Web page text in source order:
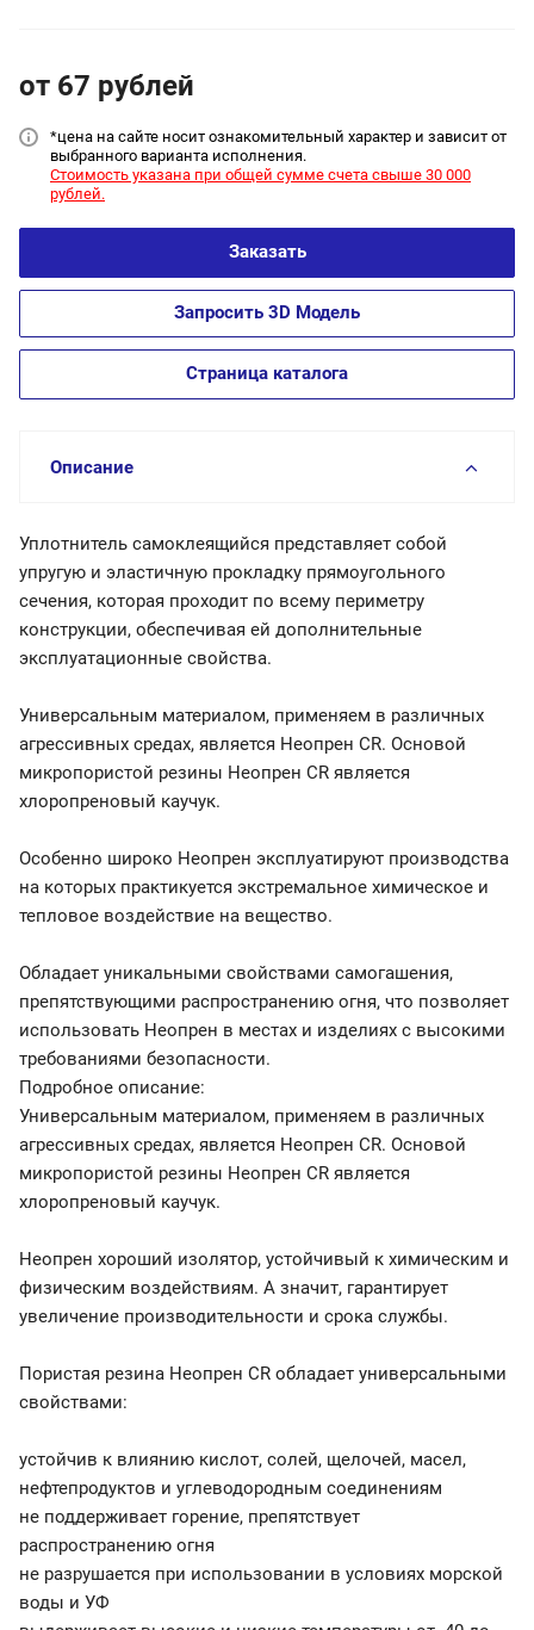
от 67 рублей
*цена на сайте носит ознакомительный характер и зависит от
выбранного варианта исполнения.
Стоимость указана при общей сумме счета свыше 30 000
рублей.
Заказать
Запросить 3D Модель
Страница каталога
Описание
Уплотнитель самоклеящийся представляет собой
упругую и эластичную прокладку прямоугольного
сечения, которая проходит по всему периметру
конструкции, обеспечивая ей дополнительные
эксплуатационные свойства.
Универсальным материалом, применяем в различных
агрессивных средах, является Неопрен CR. Основой
микропористой резины Неопрен CR является
хлоропреновый каучук.
Особенно широко Неопрен эксплуатируют производства
на которых практикуется экстремальное химическое и
тепловое воздействие на вещество.
Обладает уникальными свойствами самогашения,
препятствующими распространению огня, что позволяет
использовать Неопрен в местах и изделиях с высокими
требованиями безопасности.
Подробное описание:
Универсальным материалом, применяем в различных
агрессивных средах, является Неопрен CR. Основой
микропористой резины Неопрен CR является
хлоропреновый каучук.
Неопрен хороший изолятор, устойчивый к химическим и
физическим воздействиям. А значит, гарантирует
увеличение производительности и срока службы.
Пористая резина Неопрен CR обладает универсальными
свойствами:
устойчив к влиянию кислот, солей, щелочей, масел,
нефтепродуктов и углеводородным соединениям
не поддерживает горение, препятствует
распространению огня
не разрушается при использовании в условиях морской
воды и УФ